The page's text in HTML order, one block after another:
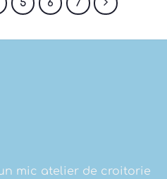
5 6 7
mic atelier de croitorie